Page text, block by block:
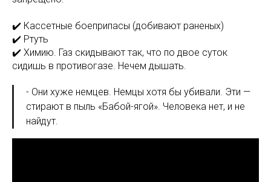
✔️ Кассетные боеприпасы (добивают раненых)
✔️ Ртуть
✔️ Химию. Газ скидывают так, что по двое суток
сидишь в противогазе. Нечем дышать.
- Они хуже немцев. Немцы хотя бы убивали. Эти —
стирают в пыль «Бабой-ягой». Человека нет, и не
найдут.